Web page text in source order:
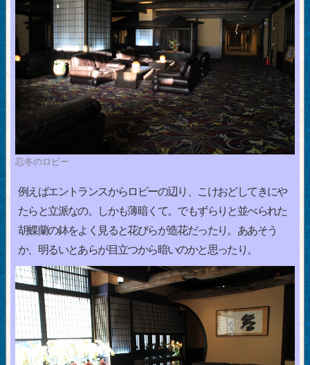
忍冬のロビー
例えばエントランスからロビーの辺り、こけおどしてきにや
たらと立派なの。しかも薄暗くて。でもずらりと並べられた
胡蝶蘭の鉢をよく見ると花びらが造花だったり。ああそう
か、明るいとあらが目立つから暗いのかと思ったり。